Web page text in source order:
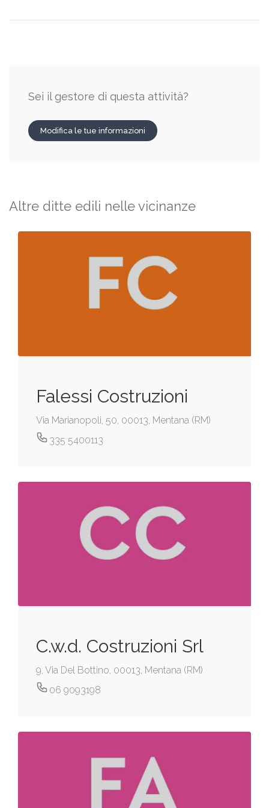
Sei il gestore di questa attività?
Modifica le tue informazioni
Altre ditte edili nelle vicinanze
Falessi Costruzioni
Via Marianopoli, 50, 00013, Mentana (RM)
335 5400113
C.w.d. Costruzioni Srl
9, Via Del Bottino, 00013, Mentana (RM)
06 9093198